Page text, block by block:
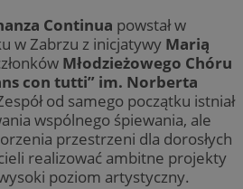
Continua powstał w
w Zabrzu z inicjatywy Marią
Młodzieżowego Chóru
con tutti” im. Norberta
od samego początku istniał
wspólnego śpiewania, ale
przestrzeni dla dorosłych
realizować ambitne projekty
poziom artystyczny.